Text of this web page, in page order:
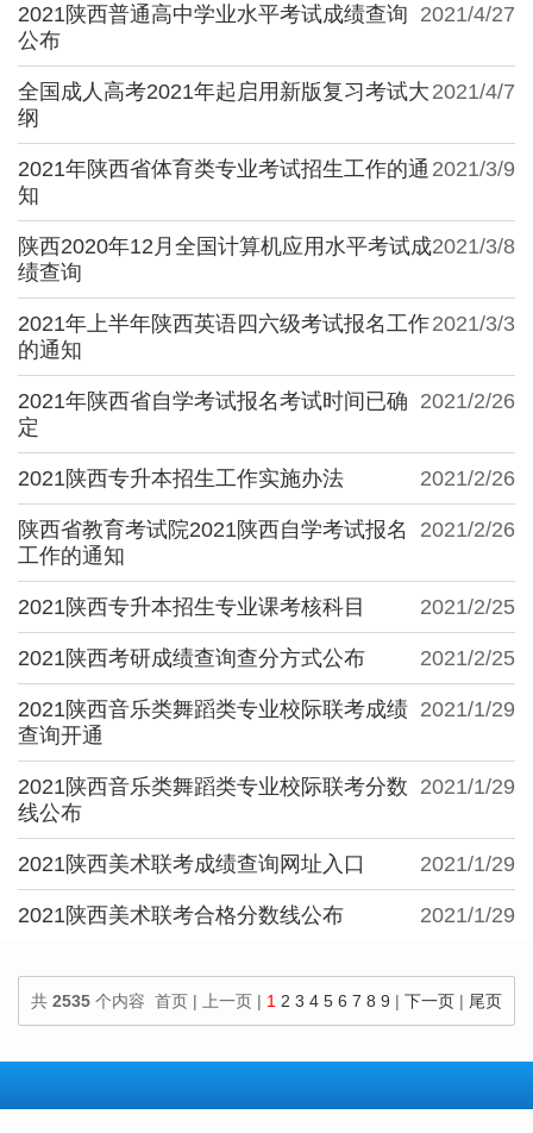
2021/4/27
2021陕西普通高中学业水平考试成绩查询
公布
2021/4/7
全国成人高考2021年起启用新版复习考试大
纲
2021/3/9
2021年陕西省体育类专业考试招生工作的通
知
2021/3/8
陕西2020年12月全国计算机应用水平考试成
绩查询
2021/3/3
2021年上半年陕西英语四六级考试报名工作
的通知
2021/2/26
2021年陕西省自学考试报名考试时间已确
定
2021/2/26
2021陕西专升本招生工作实施办法
2021/2/26
陕西省教育考试院2021陕西自学考试报名
工作的通知
2021/2/25
2021陕西专升本招生专业课考核科目
2021/2/25
2021陕西考研成绩查询查分方式公布
2021/1/29
2021陕西音乐类舞蹈类专业校际联考成绩
查询开通
2021/1/29
2021陕西音乐类舞蹈类专业校际联考分数
线公布
2021/1/29
2021陕西美术联考成绩查询网址入口
2021/1/29
2021陕西美术联考合格分数线公布
共 2535 个内容 首页 | 上一页 | 1 2 3 4 5 6 7 8 9 | 下一页 | 尾页